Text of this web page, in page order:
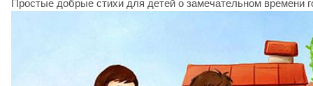
Простые добрые стихи для детей о замечательном времени